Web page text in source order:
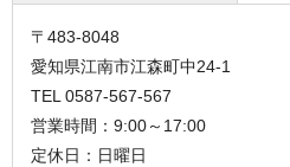
〒483-8048
愛知県江南市江森町中24-1
TEL 0587-567-567
営業時間：9:00～17:00
定休日：日曜日